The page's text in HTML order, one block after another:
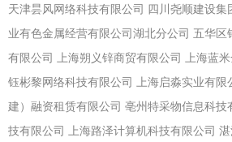
天津昙风网络科技有限公司 四川尧顺建设集
业有色金属经营有限公司湖北分公司 五华区
有限公司
上海朔义锌商贸有限公司 上海蓝
钰彬黎网络科技有限公司
上海启淼实业有限
建）融资租赁有限公司 亳州特采物信息科技
技有限公司
上海路泽计算机科技有限公司